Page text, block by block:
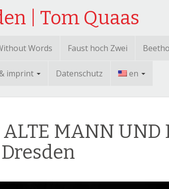
| Tom Quaas
Words Faust hoch Zwei
imprint Datenschutz en
ALTE MANN UND